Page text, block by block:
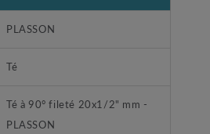
PLASSON
Té
Té à 90° fileté 20x1/2" mm -
PLASSON